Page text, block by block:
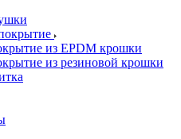
из EPDM крошки
из резиновой крошки